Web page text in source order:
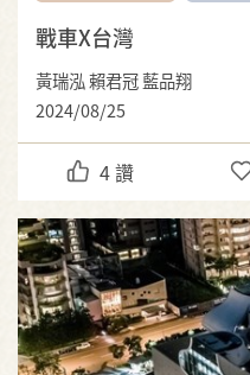
戰車X台灣
黃瑞泓 賴君冠 藍品翔
2024/08/25
4讚